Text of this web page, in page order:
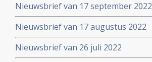
Nieuwsbrief van 17 september 2022
Nieuwsbrief van 17 augustus 2022
Nieuwsbrief van 26 juli 2022